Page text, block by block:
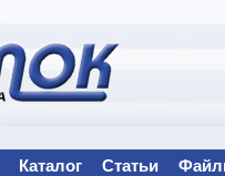
Каталог Статьи